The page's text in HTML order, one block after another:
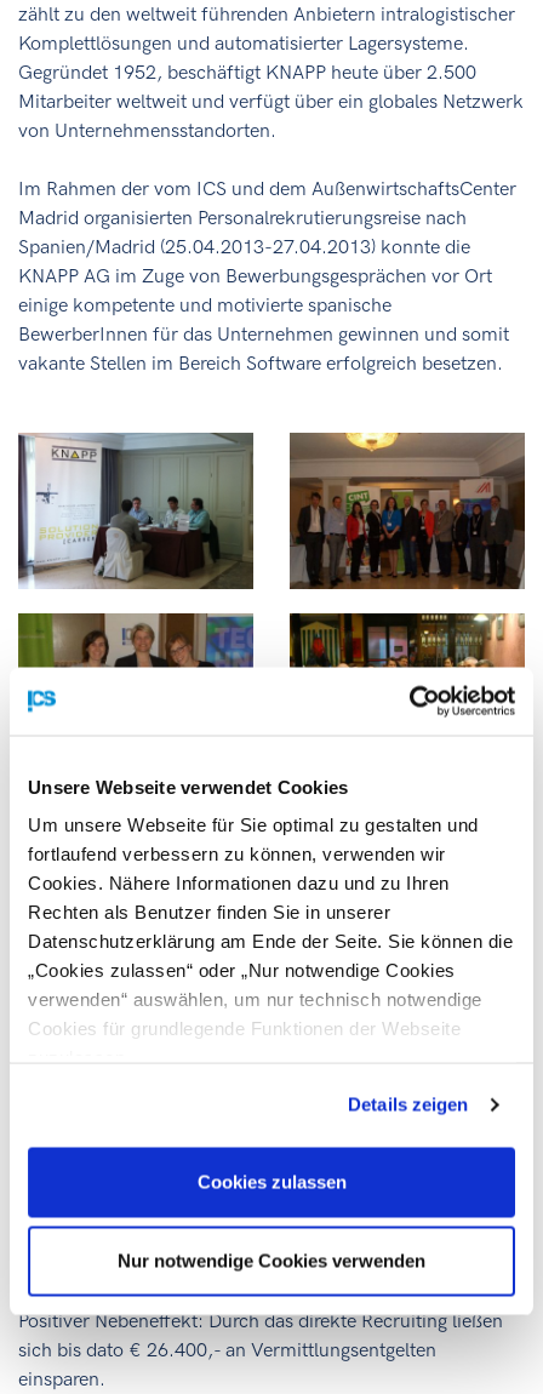
Unsere Webseite verwendet Cookies
Um unsere Webseite für Sie optimal zu gestalten und
fortlaufend verbessern zu können, verwenden wir
Cookies. Nähere Informationen dazu und zu Ihren
Rechten als Benutzer finden Sie in unserer
Datenschutzerklärung am Ende der Seite. Sie können die
„Cookies zulassen“ oder „Nur notwendige Cookies
verwenden“ auswählen, um nur technisch notwendige
Cookies für grundlegende Funktionen der Webseite
Details zeigen
Cookies zulassen
Nur notwendige Cookies verwenden
zählt zu den weltweit führenden Anbietern intralogistischer
Komplettlösungen und automatisierter Lagersysteme.
Gegründet 1952, beschäftigt KNAPP heute über 2.500
Mitarbeiter weltweit und verfügt über ein globales Netzwerk
von Unternehmensstandorten.
Im Rahmen der vom ICS und dem AußenwirtschaftsCenter
Madrid organisierten Personalrekrutierungsreise nach
Spanien/Madrid (25.04.2013-27.04.2013) konnte die
KNAPP AG im Zuge von Bewerbungsgesprächen vor Ort
einige kompetente und motivierte spanische
BewerberInnen für das Unternehmen gewinnen und somit
vakante Stellen im Bereich Software erfolgreich besetzen.
Jungheinrich Systemlösungen GmbH vorm.
Im Zuge der durch das ICS/WORK & LIVE IN STYRIA
durchgeführten Personalrekrutierungsreise nach Zagreb im
Juni 2013 konnte die Grazer Jungheinrich Systemlösungen
Fachkräften im Bereich IT und Software-Design besetzen.
Weitere Einstellungen stehen noch bevor.
Positiver Nebeneffekt: Durch das direkte Recruiting ließen
sich bis dato € 26.400,- an Vermittlungsentgelten
einsparen.